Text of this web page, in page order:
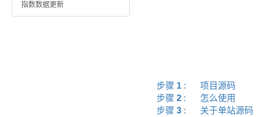
指数数据更新
步骤 1 :
项目源码
步骤 2 :
怎么使用
步骤 3 : 关于单站源码